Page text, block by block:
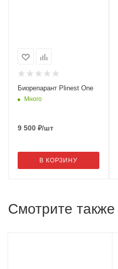
Биорепарант Plinest One
Много
9 500 ₽/шт
В КОРЗИНУ
Смотрите также